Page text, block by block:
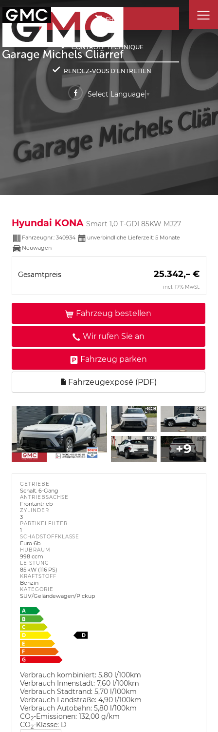
SHOP
CONTRÔLE TECHNIQUE
RENDEZ-VOUS D'ENTRETIEN
Select Language ▼
Hyundai KONA Smart 1,0 T-GDI 85KW MJ27
Fahrzeugnr.: 340934 unverbindliche Lieferzeit: 5 Monate
Neuwagen
Gesamtpreis 25.342,– €
incl. 17% MwSt.
Fahrzeug bestellen
Wir rufen Sie an
Fahrzeug parken
Fahrzeugexposé (PDF)
+9
GETRIEBE
Schalt. 6-Gang
ANTRIEBSACHSE
Frontantrieb
ZYLINDER
3
PARTIKELFILTER
1
SCHADSTOFFKLASSE
Euro 6b
HUBRAUM
998 ccm
LEISTUNG
85 kW (116 PS)
KRAFTSTOFF
Benzin
KATEGORIE
SUV/Geländewagen/Pickup
Verbrauch kombiniert: 5,80 l/100km
Verbrauch Innenstadt: 7,60 l/100km
Verbrauch Stadtrand: 5,70 l/100km
Verbrauch Landstraße: 4,90 l/100km
Verbrauch Autobahn: 5,80 l/100km
CO2-Emissionen: 132,00 g/km
CO2-Klasse: D